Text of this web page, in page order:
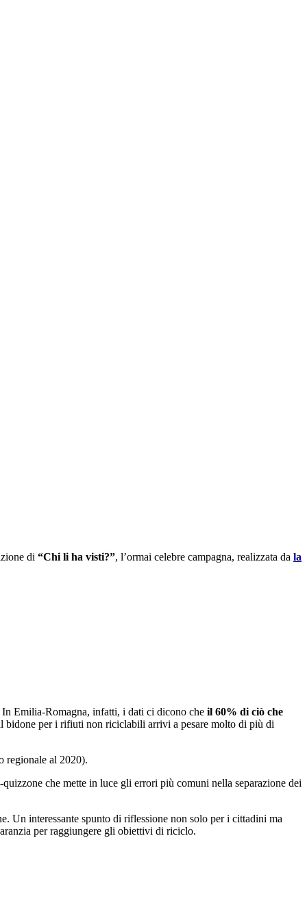
di “Chi li ha visti?”, l’ormai celebre campagna, realizzata da la
In Emilia-Romagna, infatti, i dati ci dicono che il 60% di ciò che
bidone per i rifiuti non riciclabili arrivi a pesare molto di più di
regionale al 2020).
che mette in luce gli errori più comuni nella separazione dei
Un interessante spunto di riflessione non solo per i cittadini ma
per raggiungere gli obiettivi di riciclo.